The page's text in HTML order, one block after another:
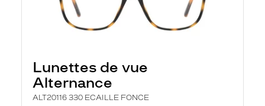
Lunettes de vue
Alternance
ALT20116 330 ECAILLE FONCE